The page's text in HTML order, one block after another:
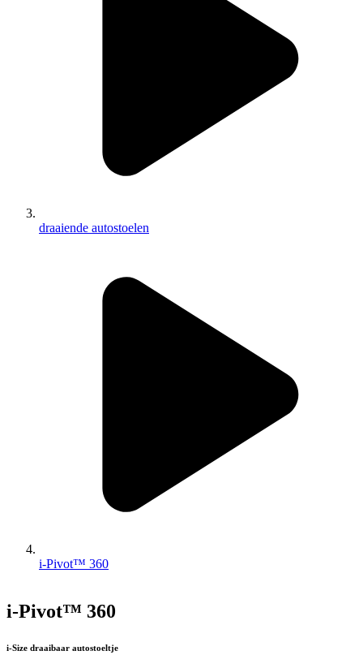
draaiende autostoelen
i-Pivot™ 360
i-Pivot™ 360
i-Size draaibaar autostoeltje